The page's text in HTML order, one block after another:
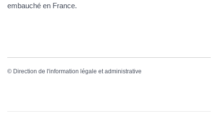
embauché en France.
© Direction de l'information légale et administrative